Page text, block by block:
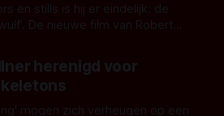
en stills is hij er eindelijk: de
De nieuwe film van Robert
mythe. Het topic deze keer is (kon
weerwolf. Kijk je mee?
herenigd voor
mogen zich verheugen op een